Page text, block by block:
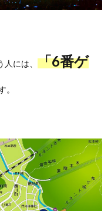
には、 「6番ゲ
。